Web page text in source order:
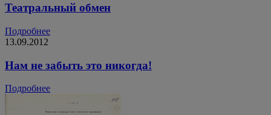
Театральный обмен
Подробнее
13.09.2012
Нам не забыть это никогда!
Подробнее